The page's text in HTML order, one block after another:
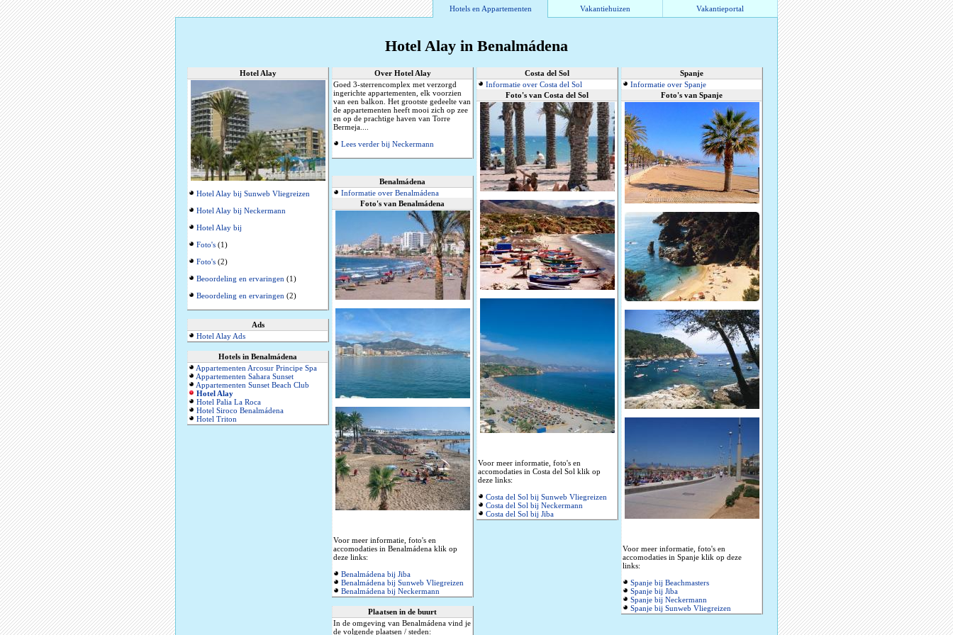
Hotels en Appartementen Vakantiehuizen Vakantieportal
Hotel Alay in Benalmádena
Hotel Alay
Hotel Alay bij Sunweb Vliegreizen
Hotel Alay bij Neckermann
Hotel Alay bij
Foto's (1)
Foto's (2)
Beoordeling en ervaringen (1)
Beoordeling en ervaringen (2)
Ads
Hotel Alay Ads
Hotels in Benalmádena
Appartementen Arcosur Principe Spa
Appartementen Sahara Sunset
Appartementen Sunset Beach Club
Hotel Alay
Hotel Palia La Roca
Hotel Siroco Benalmádena
Hotel Triton
Over Hotel Alay
Goed 3-sterrencomplex met verzorgd
ingerichte appartementen, elk voorzien
van een balkon. Het grootste gedeelte van
de appartementen heeft mooi zich op zee
en op de prachtige haven van Torre
Bermeja....
Lees verder bij Neckermann
Benalmádena
Informatie over Benalmádena
Foto's van Benalmádena
Voor meer informatie, foto's en
accomodaties in Benalmádena klik op
deze links:
Benalmádena bij Jiba
Benalmádena bij Sunweb Vliegreizen
Benalmádena bij Neckermann
Plaatsen in de buurt
In de omgeving van Benalmádena vind je
de volgende plaatsen / steden:
Costa del Sol
Informatie over Costa del Sol
Foto's van Costa del Sol
Voor meer informatie, foto's en
accomodaties in Costa del Sol klik op
deze links:
Costa del Sol bij Sunweb Vliegreizen
Costa del Sol bij Neckermann
Costa del Sol bij Jiba
Spanje
Informatie over Spanje
Foto's van Spanje
Voor meer informatie, foto's en
accomodaties in Spanje klik op deze
links:
Spanje bij Beachmasters
Spanje bij Jiba
Spanje bij Neckermann
Spanje bij Sunweb Vliegreizen